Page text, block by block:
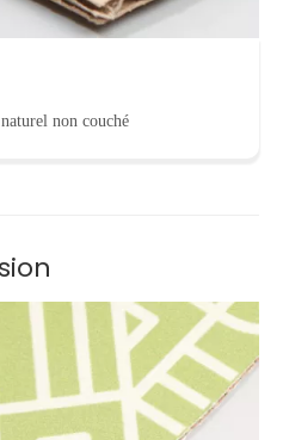
non couché